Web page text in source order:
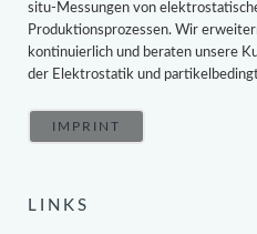
situ-Messungen von
Produktionsprozessen. Wir
kontinuierlich und beraten unsere
der Elektrostatik und
IMPRINT
LINKS